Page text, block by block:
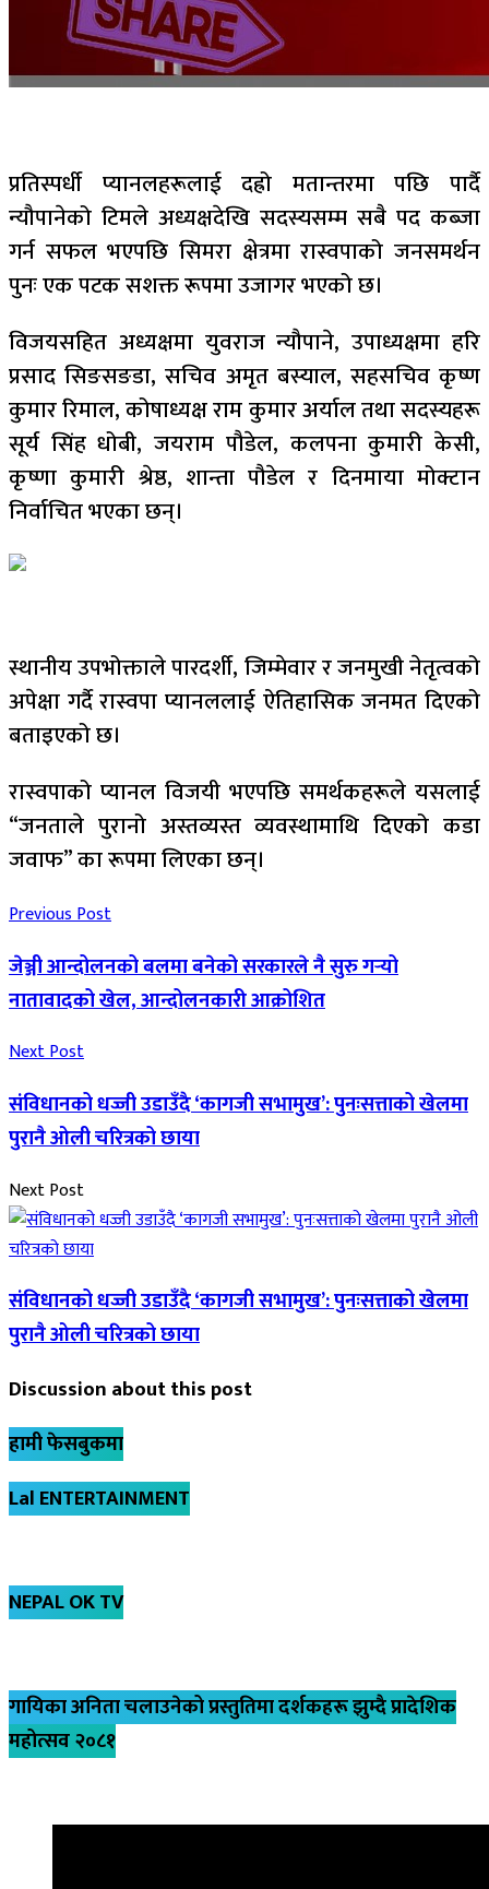
प्रतिस्पर्धी प्यानलहरूलाई दह्रो मतान्तरमा पछि पार्दै
न्यौपानेको टिमले अध्यक्षदेखि सदस्यसम्म सबै पद कब्जा
गर्न सफल भएपछि सिमरा क्षेत्रमा रास्वपाको जनसमर्थन
पुनः एक पटक सशक्त रूपमा उजागर भएको छ।
विजयसहित अध्यक्षमा युवराज न्यौपाने, उपाध्यक्षमा हरि
प्रसाद सिङसङडा, सचिव अमृत बस्याल, सहसचिव कृष्ण
कुमार रिमाल, कोषाध्यक्ष राम कुमार अर्याल तथा सदस्यहरू
सूर्य सिंह धोबी, जयराम पौडेल, कलपना कुमारी केसी,
कृष्णा कुमारी श्रेष्ठ, शान्ता पौडेल र दिनमाया मोक्टान
निर्वाचित भएका छन्।
स्थानीय उपभोक्ताले पारदर्शी, जिम्मेवार र जनमुखी नेतृत्वको
अपेक्षा गर्दै रास्वपा प्यानललाई ऐतिहासिक जनमत दिएको
बताइएको छ।
रास्वपाको प्यानल विजयी भएपछि समर्थकहरूले यसलाई
“जनताले पुरानो अस्तव्यस्त व्यवस्थामाथि दिएको कडा
जवाफ” का रूपमा लिएका छन्।
Previous Post
जेञ्जी आन्दोलनको बलमा बनेको सरकारले नै सुरु गर्‍यो
नातावादको खेल, आन्दोलनकारी आक्रोशित
Next Post
संविधानको धज्जी उडाउँदै ‘कागजी सभामुख’: पुनःसत्ताको खेलमा
पुरानै ओली चरित्रको छाया
Next Post
संविधानको धज्जी उडाउँदै ‘कागजी सभामुख’: पुनःसत्ताको खेलमा
पुरानै ओली चरित्रको छाया
Discussion about this post
हामी फेसबुकमा
Lal ENTERTAINMENT
NEPAL OK TV
गायिका अनिता चलाउनेको प्रस्तुतिमा दर्शकहरू झुम्दै प्रादेशिक
महोत्सव २०८१